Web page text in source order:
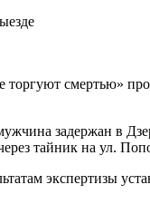
задержан в
тайник на ул.
экспертизы